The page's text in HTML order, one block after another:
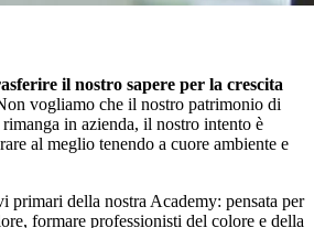
il nostro sapere per la crescita
vogliamo che il nostro patrimonio di
rimanga in azienda, il nostro intento è
al meglio tenendo a cuore ambiente e
primari della nostra Academy: pensata per
formare professionisti del colore e della